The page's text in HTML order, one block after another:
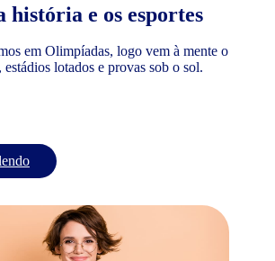
história e os esportes
em Olimpíadas, logo vem à mente o
lotados e provas sob o sol.